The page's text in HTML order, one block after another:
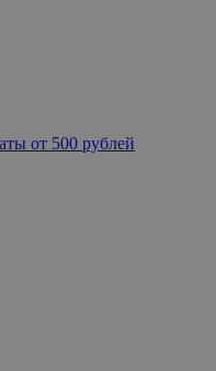
от 500 рублей